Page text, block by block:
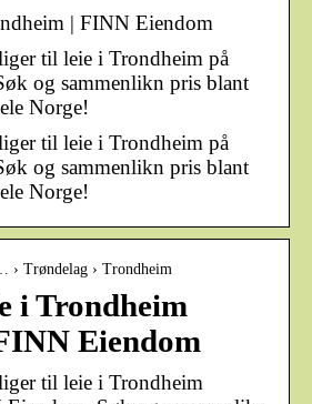
| FINN Eiendom
til leie i Trondheim på
og sammenlikn pris blant
Norge!
til leie i Trondheim på
og sammenlikn pris blant
Norge!
Trøndelag › Trondheim
i Trondheim
Eiendom
til leie i Trondheim